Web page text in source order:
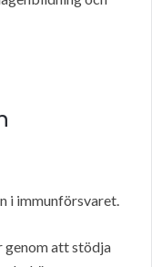
i immunförsvaret.
genom att stödja